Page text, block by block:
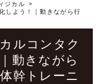
ジカル
しよう！｜動きながら行
ルコンタク
動きながら
幹トレーニ